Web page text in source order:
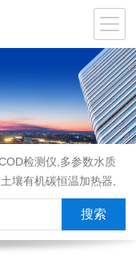
检测仪,多参数水质
壤有机碳恒温加热器,